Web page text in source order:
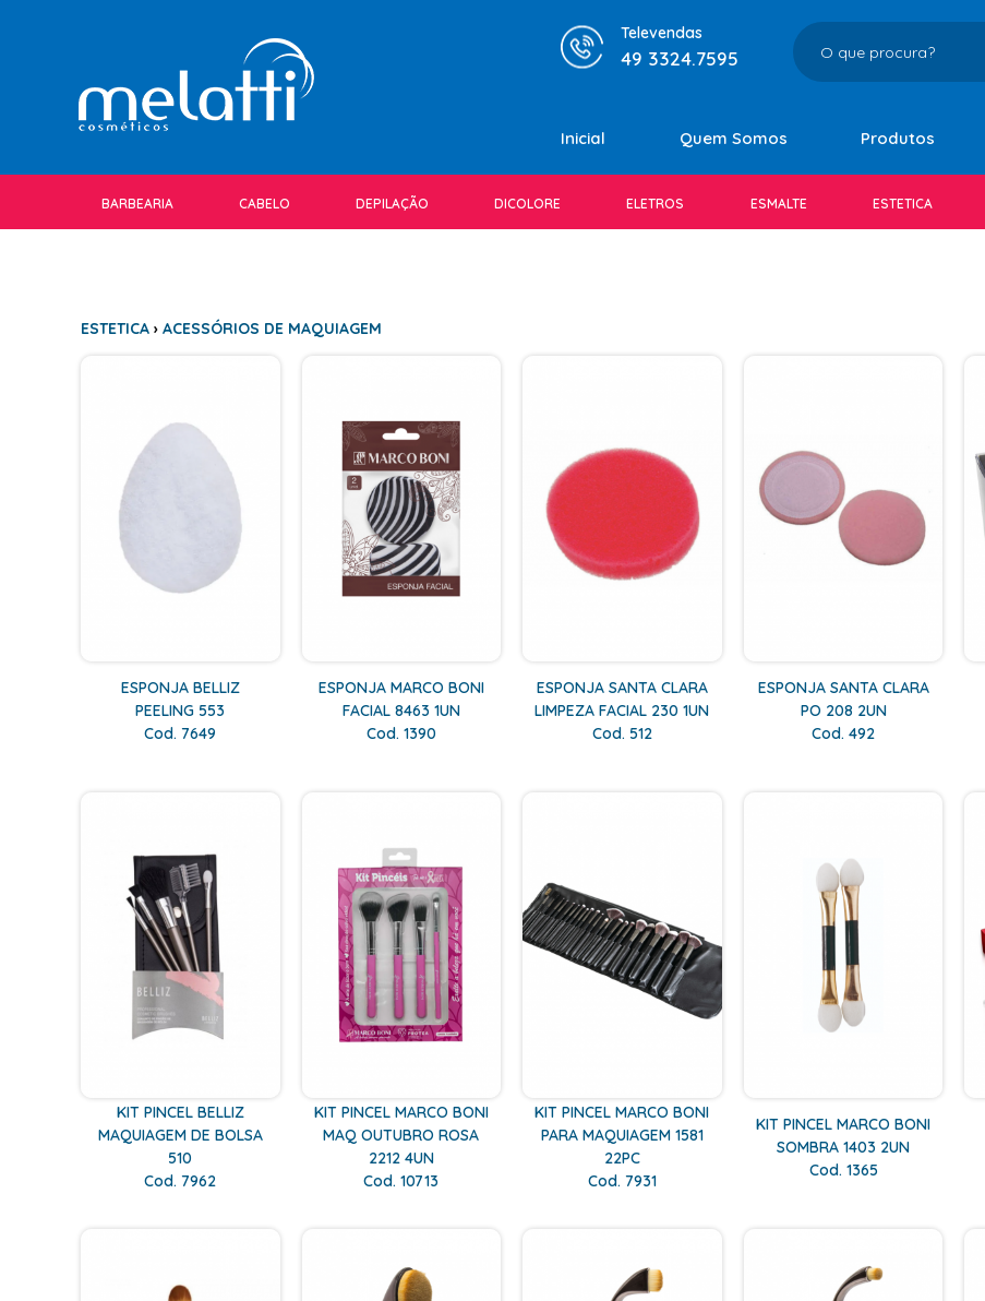
Televendas
49 3324.7595
Inicial Quem Somos Produtos
BARBEARIA CABELO DEPILAÇÃO DICOLORE ELETROS ESMALTE ESTETICA
ESTETICA › ACESSÓRIOS DE MAQUIAGEM
ESPONJA BELLIZ
PEELING 553
Cod. 7649
ESPONJA MARCO BONI
FACIAL 8463 1UN
Cod. 1390
ESPONJA SANTA CLARA
LIMPEZA FACIAL 230 1UN
Cod. 512
ESPONJA SANTA CLARA
PO 208 2UN
Cod. 492
KIT PINCEL BELLIZ
MAQUIAGEM DE BOLSA
510
Cod. 7962
KIT PINCEL MARCO BONI
MAQ OUTUBRO ROSA
2212 4UN
Cod. 10713
KIT PINCEL MARCO BONI
PARA MAQUIAGEM 1581
22PC
Cod. 7931
KIT PINCEL MARCO BONI
SOMBRA 1403 2UN
Cod. 1365